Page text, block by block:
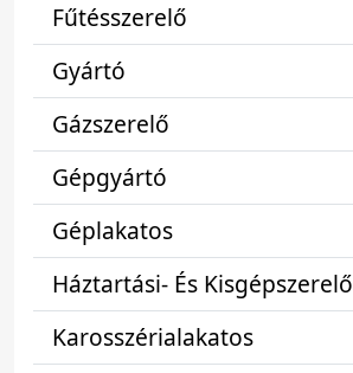
Fűtésszerelő
Gyártó
Gázszerelő
Gépgyártó
Géplakatos
Háztartási- És Kisgépszerelő
Karosszérialakatos